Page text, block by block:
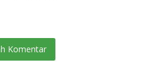
Komentar